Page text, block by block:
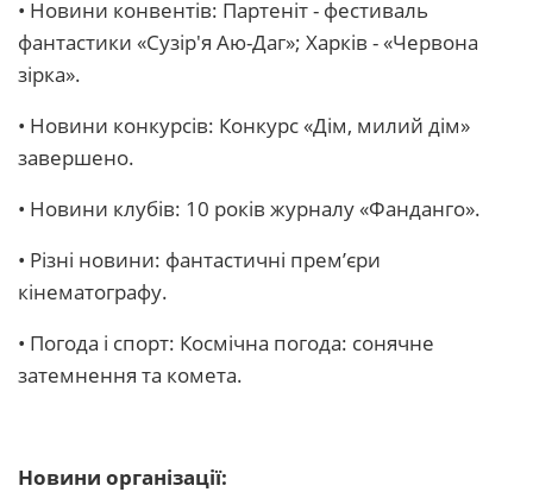
• Новини конвентів: Партеніт - фестиваль
фантастики «Сузір'я Аю-Даг»; Харків - «Червона
зірка».
• Новини конкурсів: Конкурс «Дім, милий дім»
завершено.
• Новини клубів: 10 років журналу «Фанданго».
• Різні новини: фантастичні прем’єри
кінематографу.
• Погода і спорт: Космічна погода: сонячне
затемнення та комета.
Новини організації: